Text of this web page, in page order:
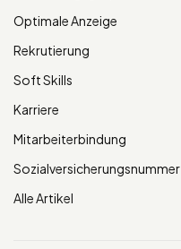
Optimale Anzeige
Rekrutierung
Soft Skills
Karriere
Mitarbeiterbindung
Sozialversicherungsnummer
Alle Artikel